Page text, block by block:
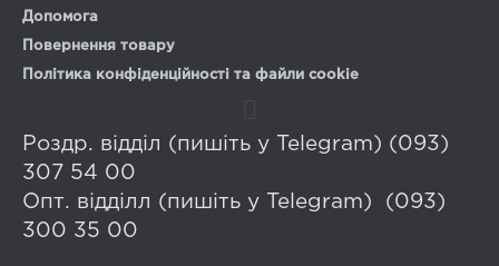
Допомога
Повернення товару
Політика конфіденційності та файли cookie
Роздр. відділ (пишіть у Telegram) (093)
307 54 00
Опт. відділл (пишіть у Telegram) (093)
300 35 00